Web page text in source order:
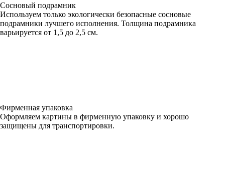
Сосновый подрамник
Используем только экологически безопасные сосновые
подрамники лучшего исполнения. Толщина подрамника
варьируется от 1,5 до 2,5 см.
Фирменная упаковка
Оформляем картины в фирменную упаковку и хорошо
защищены для транспортировки.